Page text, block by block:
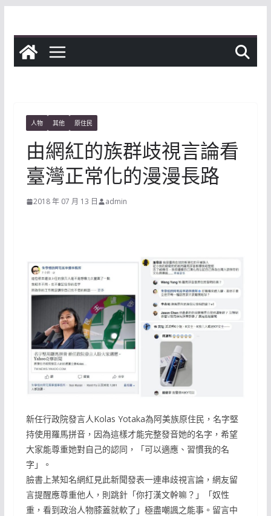
content
人物 其他 原住民
由網紅的族群歧視言論看
臺灣正常化的漫漫長路
2018 年 07 月 13 日 admin
新任行政院發言人Kolas Yotaka為阿美族原住民，名字堅
持使用羅馬拼音，因為這樣才能完整發音她的名字，希望
大家能尊重她對自己的認同，「可以適應、習慣我的名
字」。
臉書上某知名網紅見此新聞發表一連串歧視言論，網友留
言提醒應尊重他人，則跳針「你打漢文幹嘛？」「奴性
重，看到政治人物膝蓋就軟了」極盡嘲諷之能事。留言中